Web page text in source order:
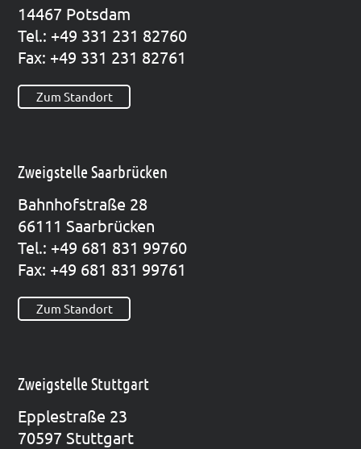
14467 Pots­dam
Tel.: +49 331 231 82760
Fax: +49 331 231 82761
Zum Standort
Zweigstelle Saarbrücken
Bahn­hof­stra­ße 28
66111 Saar­brü­cken
Tel.: +49 681 831 99760
Fax: +49 681 831 99761
Zum Standort
Zweigstelle Stuttgart
Epp­le­straße 23
70597 Stutt­gart